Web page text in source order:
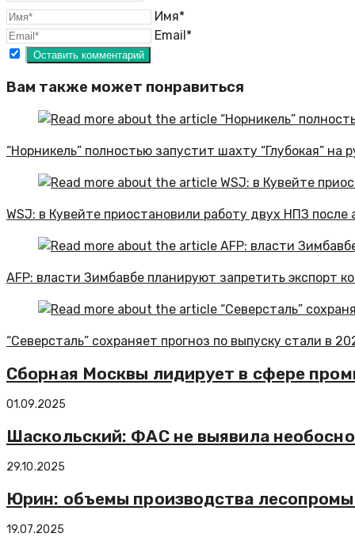
Имя*
Email*
Вам также может понравиться
“Норникель” полностью запустит шахту “Глубокая” на
WSJ: в Кувейте приостановили работу двух НПЗ после
AFP: власти Зимбавбе планируют запретить экспорт
“Северсталь” сохраняет прогноз по выпуску стали в
Сборная Москвы лидирует в сфере
01.09.2025
Шаскольский: ФАС не выявила
29.10.2025
Юрин: объемы производства
19.07.2025